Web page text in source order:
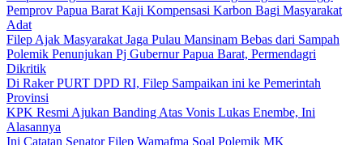
Pemprov Papua Barat Kaji Kompensasi Karbon Bagi Masyarakat
Adat
Filep Ajak Masyarakat Jaga Pulau Mansinam Bebas dari Sampah
Polemik Penunjukan Pj Gubernur Papua Barat, Permendagri
Dikritik
Di Raker PURT DPD RI, Filep Sampaikan ini ke Pemerintah
Provinsi
KPK Resmi Ajukan Banding Atas Vonis Lukas Enembe, Ini
Alasannya
Ini Catatan Senator Filep Wamafma Soal Polemik MK